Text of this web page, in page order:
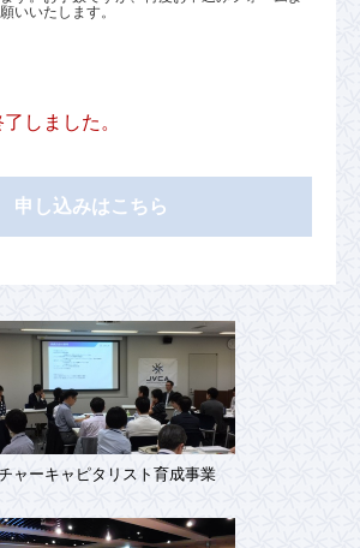
いいたします。
しました。
申し込みはこちら
ャーキャピタリスト育成事業